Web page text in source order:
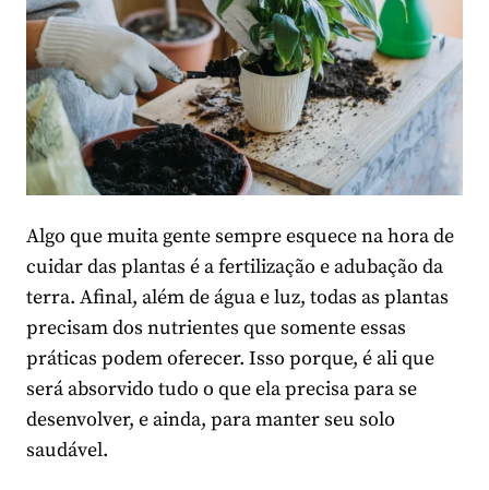
Algo que muita gente sempre esquece na hora de
cuidar das plantas é a fertilização e adubação da
terra. Afinal, além de água e luz, todas as plantas
precisam dos nutrientes que somente essas
práticas podem oferecer. Isso porque, é ali que
será absorvido tudo o que ela precisa para se
desenvolver, e ainda, para manter seu solo
saudável.